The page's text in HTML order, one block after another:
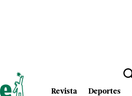
Revista Deportes